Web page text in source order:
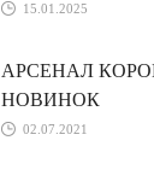
15.01.2025
АРСЕНАЛ
НОВИНОК
02.07.2021